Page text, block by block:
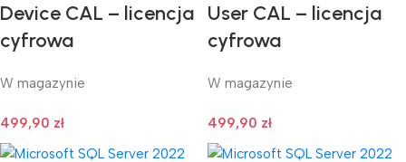
Device CAL – licencja
cyfrowa
W magazynie
499,90 zł
User CAL – licencja
cyfrowa
W magazynie
499,90 zł